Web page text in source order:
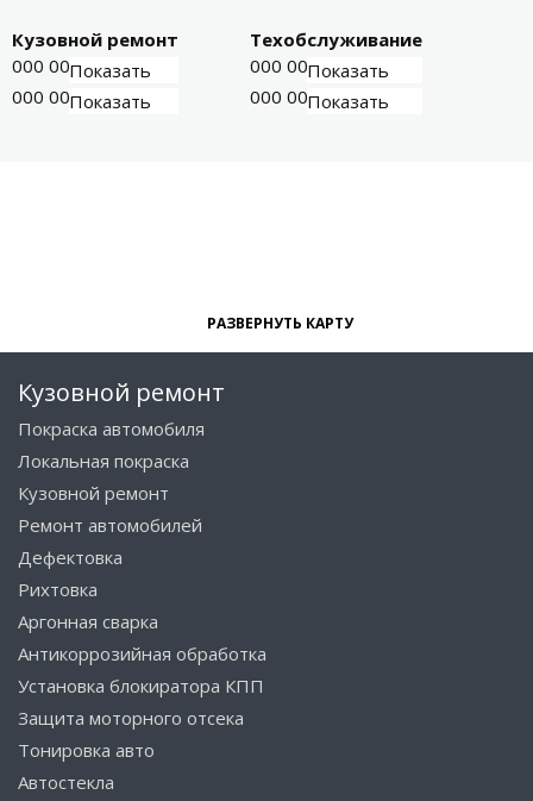
Кузовной ремонт
000 000-00-01
Показать
000 000-00-02
Показать
Техобслуживание
000 000-00-03
Показать
000 000-00-04
Показать
РАЗВЕРНУТЬ КАРТУ
Кузовной ремонт
Покраска автомобиля
Локальная покраска
Кузовной ремонт
Ремонт автомобилей
Дефектовка
Рихтовка
Аргонная сварка
Антикоррозийная обработка
Установка блокиратора КПП
Защита моторного отсека
Тонировка авто
Автостекла